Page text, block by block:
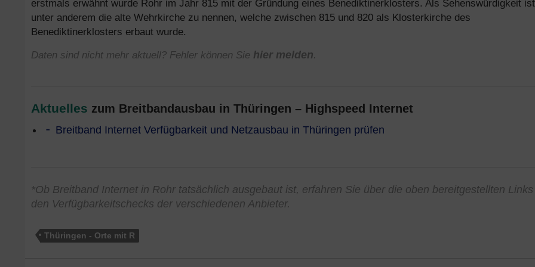
erstmals erwähnt wurde Rohr im Jahr 815 mit der Gründung eines Benediktinerklosters. Als Sehenswürdigkeit ist
unter anderem die alte Wehrkirche zu nennen, welche zwischen 815 und 820 als Klosterkirche des
Benediktinerklosters erbaut wurde.
Daten sind nicht mehr aktuell? Fehler können Sie hier melden.
Aktuelles zum Breitbandausbau in Thüringen – Highspeed Internet
Breitband Internet Verfügbarkeit und Netzausbau in Thüringen prüfen
*Ob Breitband Internet in Rohr tatsächlich ausgebaut ist, erfahren Sie über die oben bereitgestellten
den Verfügbarkeitschecks der verschiedenen Anbieter.
Thüringen - Orte mit R